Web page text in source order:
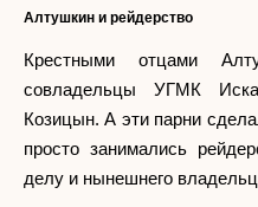
Алтушкин и рейдерство
Крестными отцами
совладельцы УГМК
Козицын. А эти парни
просто занимались
делу и нынешнего